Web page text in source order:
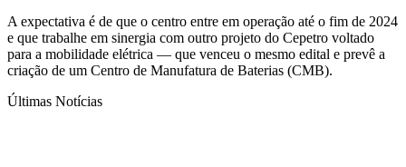
A expectativa é de que o centro entre em operação até o fim de 2024
e que trabalhe em sinergia com outro projeto do Cepetro voltado
para a mobilidade elétrica — que venceu o mesmo edital e prevê a
criação de um Centro de Manufatura de Baterias (CMB).
Últimas Notícias